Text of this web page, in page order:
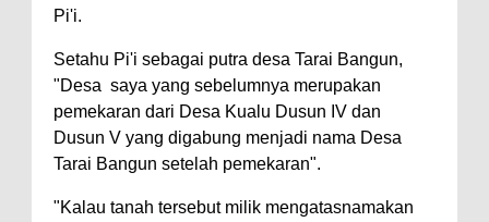
Pi'i.
Setahu Pi'i sebagai putra desa Tarai Bangun,
"Desa saya yang sebelumnya merupakan
pemekaran dari Desa Kualu Dusun IV dan
Dusun V yang digabung menjadi nama Desa
Tarai Bangun setelah pemekaran".
"Kalau tanah tersebut milik mengatasnamakan